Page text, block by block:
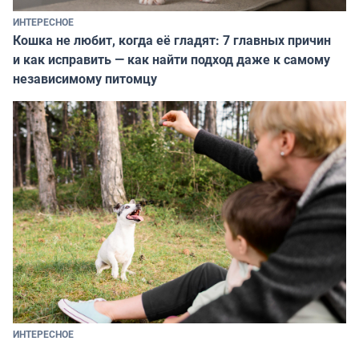
ИНТЕРЕСНОЕ
Кошка не любит, когда её гладят: 7 главных причин
и как исправить — как найти подход даже к самому
независимому питомцу
ИНТЕРЕСНОЕ